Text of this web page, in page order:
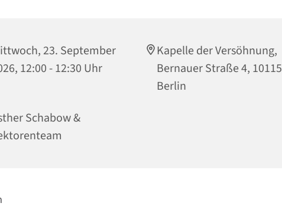
23. September
12:00 - 12:30 Uhr
Kapelle der Versöhnung,
Bernauer Straße 4, 10115
Berlin
Schabow &